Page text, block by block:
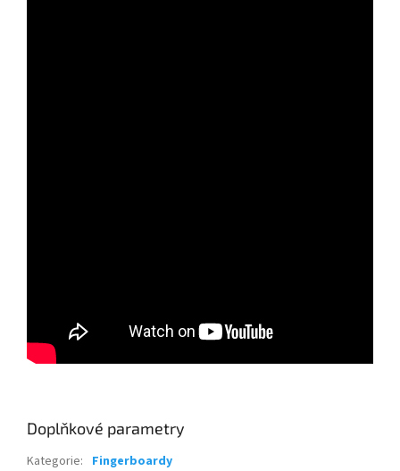
Doplňkové parametry
Kategorie: Fingerboardy